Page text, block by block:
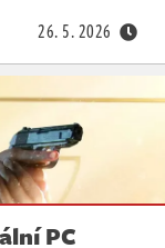
26. 5. 2026
PC